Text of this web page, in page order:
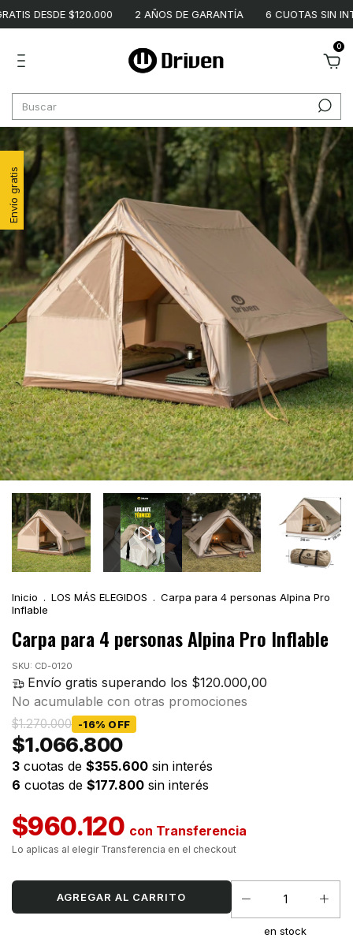
0
DESDE $120.000 2 AÑOS DE GARANTÍA 6 CUOTAS SIN
Envío gratis
Inicio . LOS MÁS ELEGIDOS . Carpa para 4 personas Alpina Pro
Inflable
Carpa para 4 personas Alpina Pro Inflable
SKU: CD-0120
$1.066.800
-16% OFF
$1.270.000
$960.120 con
3 cuotas de $355.600 sin interés
6 cuotas de $177.800 sin interés
Envío gratis superando los $120.000,00
No acumulable con otras promociones
en stock